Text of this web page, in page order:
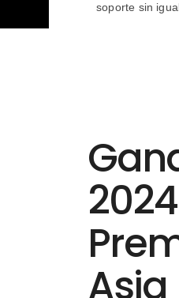
soporte sin
Asia